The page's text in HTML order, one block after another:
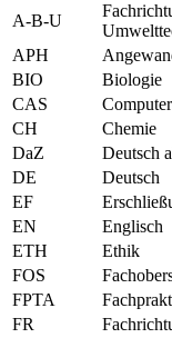
A-B-U
APH
BIO
Biologie
CAS
CH
Chemie
DaZ
Deutsch
DE
Deutsch
EF
EN
Englisch
ETH
Ethik
FOS
FPTA
FR